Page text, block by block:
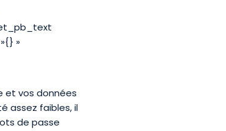
»
et vos données
assez faibles, il
de passe